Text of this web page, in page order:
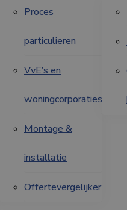
Proces
particulieren
VvE’s en
woningcorporaties
Montage &
installatie
Offertevergelijker